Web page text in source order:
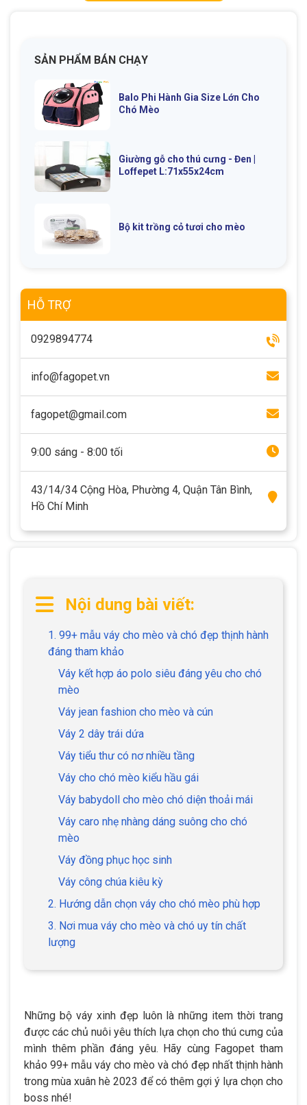
DỊCH VỤ
Khách sạn chó mèo
Dịch vụ cắt tỉa lông chó
mèo
Dịch vụ mua bán chó
Dịch vụ phối giống chó
mèo
Thông tin về khách sạn,
spa cho thú cưng
CHÍNH SÁCH
Chính sách mua hàng
Chính sách bảo hành Chính sách bảo mật
Chính sách đổi trả
Nội dung bài viết:
1. 99+ mẫu váy cho mèo và chó đẹp thịnh hành
đáng tham khảo
Váy kết hợp áo polo siêu đáng yêu cho chó
mèo
Váy jean fashion cho mèo và cún
Váy 2 dây trái dứa
Váy tiểu thư có nơ nhiều tầng
Váy cho chó mèo kiểu hầu gái
Váy babydoll cho mèo chó diện thoải mái
Váy caro nhẹ nhàng dáng suông cho chó
mèo
Váy đồng phục học sinh
Váy công chúa kiêu kỳ
2. Hướng dẫn chọn váy cho chó mèo phù hợp
3. Nơi mua váy cho mèo và chó uy tín chất
lượng
Những bộ váy xinh đẹp luôn là những item thời trang
được các chủ nuôi yêu thích lựa chọn cho thú cưng của
mình thêm phần đáng yêu. Hãy cùng Fagopet tham
khảo 99+ mẫu váy cho mèo và chó đẹp nhất thịnh hành
trong mùa xuân hè 2023 để có thêm gợi ý lựa chọn cho
boss nhé!
SẢN PHẨM BÁN CHẠY
Balo Phi Hành Gia Size Lớn Cho
Chó Mèo
Giường gỗ cho thú cưng - Đen |
Loffepet L:71x55x24cm
Bộ kit trồng cỏ tươi cho mèo
HỖ TRỢ
0929894774
info@fagopet.vn
fagopet@gmail.com
9:00 sáng - 8:00 tối
43/14/34 Cộng Hòa, Phường 4, Quận Tân Bình,
Hồ Chí Minh